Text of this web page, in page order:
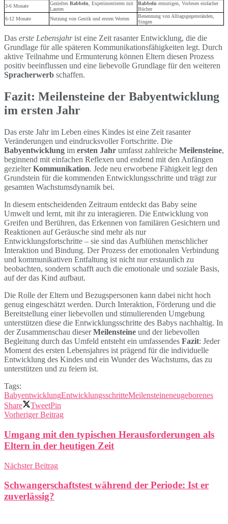
3-6 Monate
Gezieltes Babbeln, Experimentieren mit
Lauten
Babbeln ermutigen, Vorlesen einfacher
Bücher
6-12 Monate
Nutzung von Gestik und ersten Worten
Benennung von Alltagsgegenständen,
Singen
Das erste Lebensjahrist eine Zeit rasanter Entwicklung, die die
Grundlage für alle späteren Kommunikationsfähigkeiten legt. Durch
aktive Teilnahme und Ermunterung können Eltern diesen Prozess
positiv beeinflussen und eine liebevolle Grundlage für den weiteren
Spracherwerb schaffen.
Fazit: Meilensteine der Babyentwicklung
im ersten Jahr
Das erste Jahr im Leben eines Kindes ist eine Zeit rasanter
Veränderungen und eindrucksvoller Fortschritte. Die
Babyentwicklung im ersten Jahr umfasst zahlreiche Meilensteine,
beginnend mit einfachen Reflexen und endend mit den Anfängen
gezielterKommunikation. Jede neu erworbene Fähigkeit legt den
Grundstein für die kommenden Entwicklungsschritte und trägt zur
gesamten Wachstumsdynamik bei.
In diesem entscheidenden Zeitraum entdeckt das Baby seine
Umwelt und lernt, mit ihr zu interagieren. Die Entwicklung von
Greifen und Berühren, das Erkennen von familären Gesichtern und
Reaktionen auf Geräusche sind mehr als nur
Entwicklungsfortschritte – sie sind das Aufblühen menschlicher
Interaktion und Bindung. Der Prozess der emotionalen Verbindung
und kommunikativen Entfaltung ist nicht nur erstaunlich zu
beobachten, sondern schafft auch die emotionale und soziale Basis,
auf der das Kind aufbaut.
Die Rolle der Eltern und Bezugspersonen kann dabei nicht hoch
genug eingeschätzt werden. Durch Interaktion, Förderung und die
Bereitstellung einer liebevollen und stimulierenden Umgebung
unterstützen diese die Entwicklungsschritte des Babys nachhaltig. In
der Zusammenschau dieserMeilensteine und der liebevollen
Begleitung durch das Umfeld entsteht ein umfassendes Fazit: Jeder
Moment des ersten Lebensjahres ist prägend für die individuelle
Entwicklung des Kindes und ein Wunder des Wachstums, das zu
unterstützen und zu feiern ist.
Tags:
BabyentwicklungEntwicklungsschritteMeilensteineneugeborenes
Share
TweetPin
Vorheriger Beitrag
Umgang mit den typischen Herausforderungen als
Eltern in der heutigen Zeit
Nächster Beitrag
Schwangerschaftstest während der Periode: Ist er
zuverlässig?